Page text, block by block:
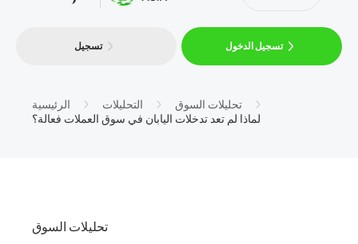
المنصات
تسجيل تسجيل الدخول
الرئيسية التحليلات
تحليلات السوق
لماذا لم تعد تدخلات اليابان في سوق العملات فعالة؟
تحليلات السوق